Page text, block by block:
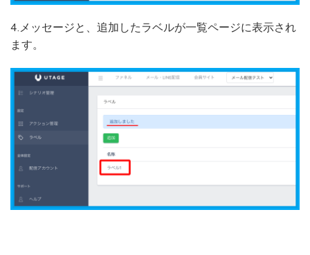
4.メッセージと、追加したラベルが一覧ページに表示され
ます。